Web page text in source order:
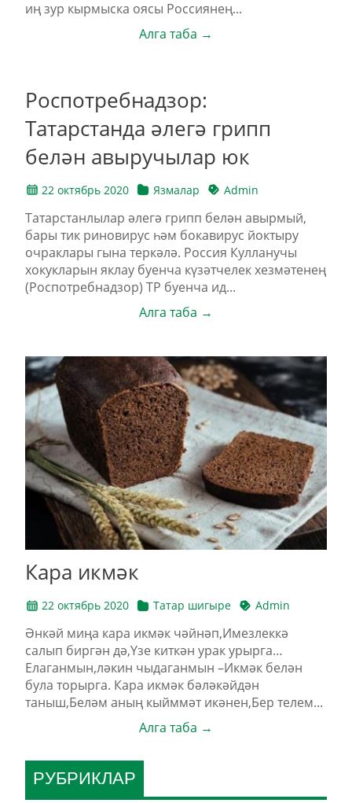
иң зур кырмыска оясы Россиянең...
Алга таба →
Роспотребнадзор:
Татарстанда әлегә грипп
белән авыручылар юк
22 октябрь 2020 Язмалар Admin
Татарстанлылар әлегә грипп белән авырмый,
бары тик риновирус һәм бокавирус йоктыру
очраклары гына теркәлә. Россия Кулланучы
хокукларын яклау буенча күзәтчелек хезмәтенең
(Роспотребнадзор) ТР буенча ид...
Алга таба →
Кара икмәк
22 октябрь 2020 Татар шигыре Admin
Әнкәй миңа кара икмәк чәйнәп,Имезлеккә
салып биргән дә,Үзе киткән урак урырга…
Елаганмын,ләкин чыдаганмын –Икмәк белән
була торырга. Кара икмәк бәләкәйдән
таныш,Беләм аның кыйммәт икәнен,Бер телем...
Алга таба →
РУБРИКЛАР